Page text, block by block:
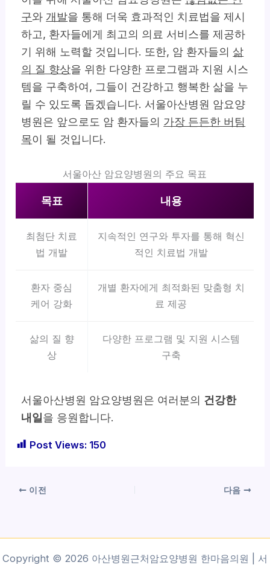
구와 개발을 통해 더욱 효과적인 치료법을 제시
하고, 환자들에게 최고의 의료 서비스를 제공하
기 위해 노력할 것입니다. 또한, 암 환자들의 삶
의 질 향상을 위한 다양한 프로그램과 지원 시스
템을 구축하여, 그들이 건강하고 행복한 삶을 누
릴 수 있도록 돕겠습니다. 서울아산병원 암요양
병원은 앞으로도 암 환자들의 가장 든든한 버팀
목이 될 것입니다.
서울아산 암요양병원의 주요 목표
목표 내용
최첨단 치료
법 개발
지속적인 연구와 투자를 통해 혁신
적인 치료법 개발
환자 중심
케어 강화
개별 환자에게 최적화된 맞춤형 치
료 제공
삶의 질 향
상
다양한 프로그램 및 지원 시스템
구축
서울아산병원 암요양병원은 여러분의 건강한
내일 을 응원합니다.
Post Views: 150
이전 다음
Copyright © 2026 아산병원근처암요양병원 한마음의원 | 서